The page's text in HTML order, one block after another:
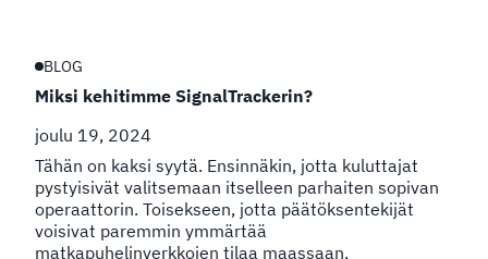
BLOG
Miksi kehitimme SignalTrackerin?
joulu 19, 2024
Tähän on kaksi syytä. Ensinnäkin, jotta kuluttajat
pystyisivät valitsemaan itselleen parhaiten sopivan
operaattorin. Toisekseen, jotta päätöksentekijät
voisivat paremmin ymmärtää
matkapuhelinverkkojen tilaa maassaan.